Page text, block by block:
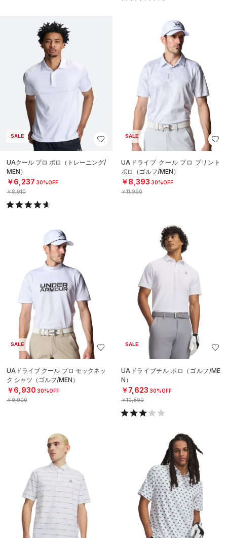
SALE
UAクール プロ ポロ（トレーニング/
MEN）
￥6,237 30%OFF
￥8,910
SALE
UAドライブ クール プロ プリント
ポロ（ゴルフ/MEN）
￥8,393 30%OFF
￥11,990
SALE
UAドライブ クール プロ モックネッ
ク シャツ（ゴルフ/MEN）
￥6,930 30%OFF
￥9,900
SALE
UAドライブチル ポロ（ゴルフ/ME
N）
￥7,623 30%OFF
￥10,890